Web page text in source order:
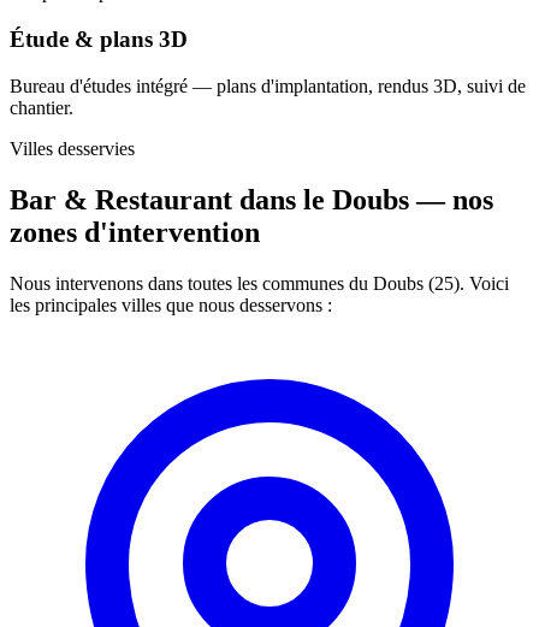
Étude & plans 3D
Bureau d'études intégré — plans d'implantation, rendus 3D, suivi de
chantier.
Villes desservies
Bar & Restaurant dans le Doubs —nos
zones d'intervention
Nous intervenons dans toutes les communes du Doubs (25). Voici
les principales villes que nous desservons :